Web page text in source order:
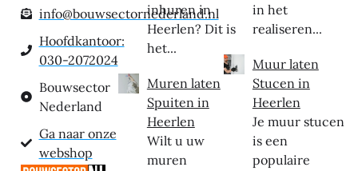
info@bouwsectornederland.nl
Hoofdkantoor:
030-2072024
Bouwsector
Nederland
Ga naar onze
webshop
inhuren in
Heerlen? Dit is
het...
Muren laten
Spuiten in
Heerlen
Wilt u uw
muren
in het
realiseren...
Muur laten
Stucen in
Heerlen
Je muur stucen
is een
populaire